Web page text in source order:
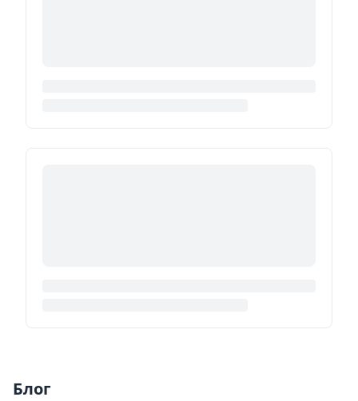
Блог